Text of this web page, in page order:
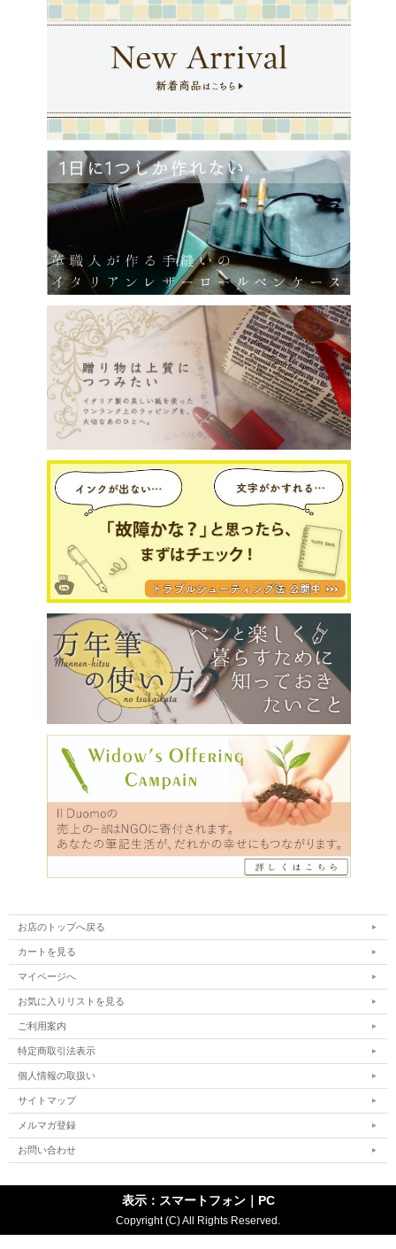
お店のトップへ戻る
カートを見る
マイページへ
お気に入りリストを見る
ご利用案内
特定商取引法表示
個人情報の取扱い
サイトマップ
メルマガ登録
お問い合わせ
表示：スマートフォン｜ PC
Copyright (C) All Rights Reserved.